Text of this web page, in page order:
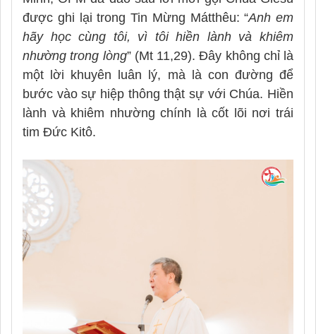
được ghi lại trong Tin Mừng Mátthêu: “Anh em
hãy học cùng tôi, vì tôi hiền lành và khiêm
nhường trong lòng” (Mt 11,29). Đây không chỉ là
một lời khuyên luân lý, mà là con đường để
bước vào sự hiệp thông thật sự với Chúa. Hiền
lành và khiêm nhường chính là cốt lõi nơi trái
tim Đức Kitô.